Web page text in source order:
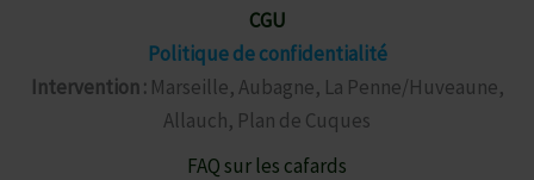
CGU
Politique de confidentialité
Intervention :Marseille, Aubagne, La Penne/Huveaune,
Allauch, Plan de Cuques
FAQ sur les cafards